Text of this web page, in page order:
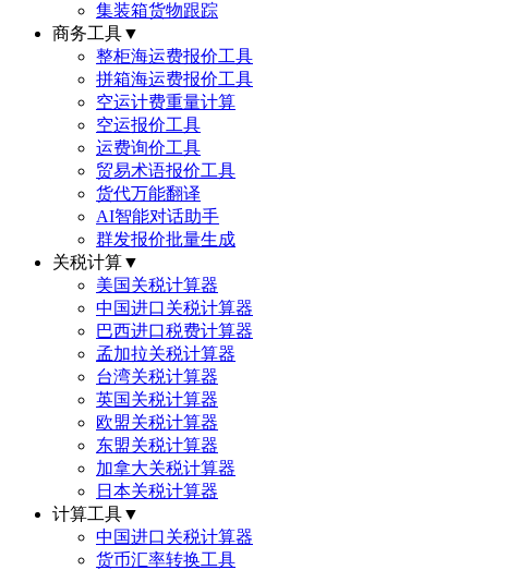
集装箱货物跟踪
商务工具▼
整柜海运费报价工具
拼箱海运费报价工具
空运计费重量计算
空运报价工具
运费询价工具
贸易术语报价工具
货代万能翻译
AI智能对话助手
群发报价批量生成
关税计算▼
美国关税计算器
中国进口关税计算器
巴西进口税费计算器
孟加拉关税计算器
台湾关税计算器
英国关税计算器
欧盟关税计算器
东盟关税计算器
加拿大关税计算器
日本关税计算器
计算工具▼
中国进口关税计算器
货币汇率转换工具